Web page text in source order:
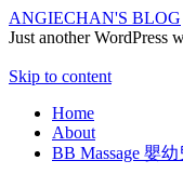
ANGIECHAN'S BLOG
Just another WordPress
Skip to content
Home
About
BB Massage 嬰